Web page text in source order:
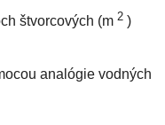
štvorcových (m 2 )
analógie vodných